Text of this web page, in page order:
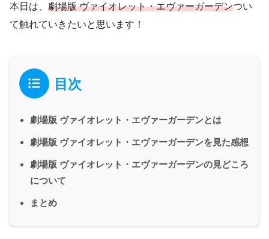
本日は、 劇場版 ヴァイオレット・エヴァーガーデンつい
て触れていきたいと思います！
目次
劇場版 ヴァイオレット・エヴァーガーデンとは
劇場版 ヴァイオレット・エヴァーガーデンを見た感想
劇場版 ヴァイオレット・エヴァーガーデンの見どころ
について
まとめ